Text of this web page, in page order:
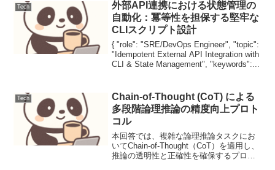
ットの理論限界を算出する問題。RTTと
ウィン...
Tech
外部API連携における状態管理の
自動化：冪等性を担保する堅牢な
CLIスクリプト設計
{ "role": "SRE/DevOps Engineer", "topic":
"Idempotent External API Integration with
CLI & State Management", "keywords":...
Tech
Chain-of-Thought (CoT) による
多段階論理推論の精度向上プロト
コル
本回答では、複雑な論理推論タスクにお
いてChain-of-Thought（CoT）を適用し、
推論の透明性と正確性を確保するプロセ